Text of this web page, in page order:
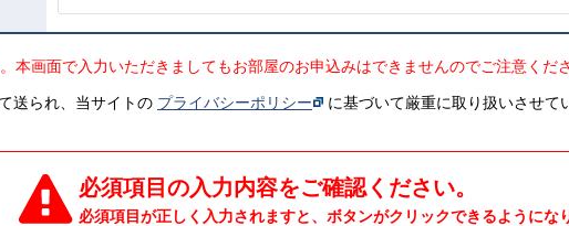
本画面で入力いただきましてもお部屋のお申込みはできませんのでご注意くださ
送られ、当サイトの プライバシーポリシー に基づいて厳重に取り扱いさせて
必須項目の入力内容をご確認ください。
必須項目が正しく入力されますと、ボタンがクリックできるようにな